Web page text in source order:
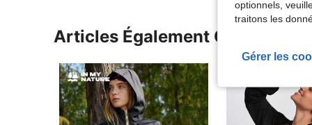
Articles Également Consultés
optionnels,
traitons les
Gérer les